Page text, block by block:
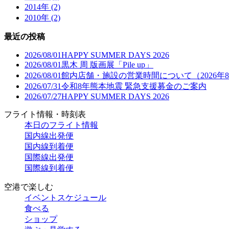
2014年 (2)
2010年 (2)
最近の投稿
2026/08/01HAPPY SUMMER DAYS 2026
2026/08/01黒木 周 版画展「Pile up」
2026/08/01館内店舗・施設の営業時間について（2026年8
2026/07/31令和8年熊本地震 緊急支援募金のご案内
2026/07/27HAPPY SUMMER DAYS 2026
フライト情報・時刻表
本日のフライト情報
国内線出発便
国内線到着便
国際線出発便
国際線到着便
空港で楽しむ
イベントスケジュール
食べる
ショップ